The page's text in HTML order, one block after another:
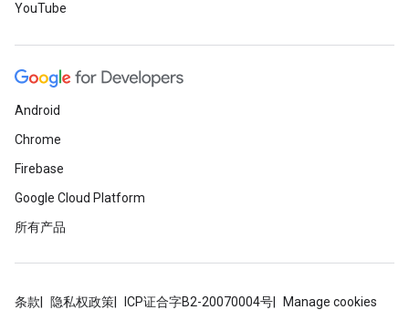
YouTube
Android
Chrome
Firebase
Google Cloud Platform
所有产品
条款 隐私权政策 ICP证合字B2-20070004号 Manage cookies